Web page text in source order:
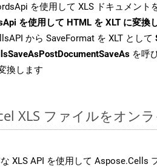
を使用して XLS ドキュメント
を使用して HTML を XLT に変換
から SaveFormat を XLT として
を呼
換します
XLS ファイルをオン
XLS API を使用して Aspose.Cells